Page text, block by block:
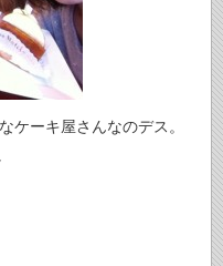
ケーキ屋さんなのデス。